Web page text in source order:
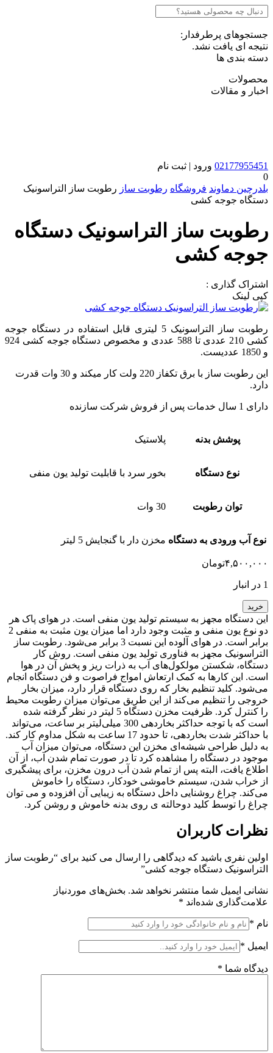
جستجوهای پرطرفدار:
نتیجه ای یافت نشد.
دسته بندی ها
محصولات
اخبار و مقالات
02177955451 ورود | ثبت نام
0
بلدرچین دماوند فروشگاه رطوبت ساز رطوبت ساز التراسونیک
دستگاه جوجه کشی
رطوبت ساز التراسونیک دستگاه
جوجه کشی
اشتراک گذاری :
کپی لینک
رطوبت ساز التراسونیک 5 لیتری قابل استفاده در دستگاه جوجه
کشی 210 عددی تا 588 عددی و مخصوص دستگاه جوجه کشی 924
و 1850 عددیست.
این رطوبت ساز با برق تکفاز 220 ولت کار میکند و 30 وات قدرت
دارد.
دارای 1 سال خدمات پس از فروش شرکت سازنده
پوشش بدنه پلاستیک
نوع دستگاه بخور سرد با قابلیت تولید یون منفی
توان رطوبت 30 وات
نوع آب ورودی به دستگاه مخزن دار با گنجایش 5 لیتر
۴,۵۰۰,۰۰۰تومان
1 در انبار
خرید
این دستگاه مجهز به سیستم تولید یون منفی است. در هوای پاک هر
دو نوع یون منفی و مثبت وجود دارد اما میزان یون مثبت به منفی 2
برابر است. در هوای آلوده این نسبت 3 برابر می‌شود. رطوبت ساز
التراسونیک مجهز به فناوری تولید یون منفی است. روش کار
دستگاه، شکستن مولکول‌های آب به ذرات ریز و پخش آن در هوا
است. این کارها به کمک ارتعاش امواج فراصوت و فن دستگاه انجام
می‌شود. کلید تنظیم بخار که روی دستگاه قرار دارد، میزان بخار
خروجی را تنظیم می‌کند از این طریق می‌توان میزان رطوبت محیط
را کنترل کرد. ظرفیت مخزن دستگاه 5 لیتر در نظر گرفته شده
است که با توجه حداکثر بخاردهی 300 میلی‌لیتر بر ساعت، می‌تواند
با حداکثر شدت بخاردهی، تا حدود 17 ساعت به شکل مداوم کار کند.
به دلیل طراحی شیشه‌ای مخزن این دستگاه، می‌توان میزان آب
موجود در دستگاه را مشاهده کرد تا در صورت تمام شدن آب، از آن
اطلاع یافت، البته پس از تمام شدن آب درون مخزن، برای پیشگیری
از خراب شدن، سیستم خاموشی خودکار، دستگاه را خاموش
می‌کند. چراغ روشنایی داخل دستگاه به زیبایی آن افزوده و می توان
چراغ را توسط کلید دوحالته ی روی بدنه خاموش و روشن کرد.
نظرات کاربران
اولین نفری باشید که دیدگاهی را ارسال می کنید برای “رطوبت ساز
التراسونیک دستگاه جوجه کشی”
نشانی ایمیل شما منتشر نخواهد شد. بخش‌های موردنیاز
علامت‌گذاری شده‌اند *
نام *
ایمیل *
دیدگاه شما *